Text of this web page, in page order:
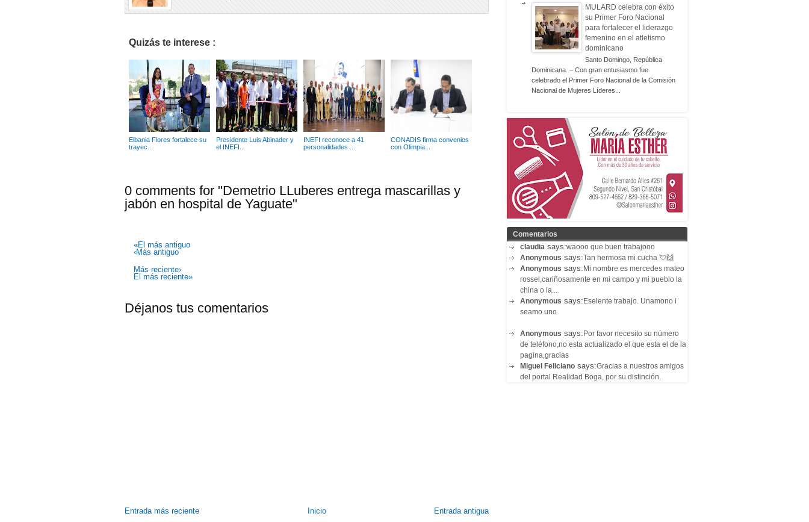
Quizás te interese :
Elbania Flores fortalece su
trayec...
Presidente Luis Abinader y
el INEFI...
INEFI reconoce a 41
personalidades ...
CONADIS firma convenios
con Olimpia...
0 comments for "Demetrio LLuberes entrega mascarillas y
jabón en hospital de Yaguate"
«El más antiguo
‹Más antiguo
Más reciente›
El más reciente»
Déjanos tus comentarios
Entrada más reciente Entrada antigua
Inicio
MULARD celebra con éxito
su Primer Foro Nacional
para fortalecer el liderazgo
femenino en el atletismo
dominicano
Santo Domingo, República
Dominicana. – Con gran entusiasmo fue
celebrado el Primer Foro Nacional de la Comisión
Nacional de Mujeres Líderes...
Comentarios
claudia says:waooo que buen trabajooo
Anonymous says:Tan hermosa mi cucha 💘🙌
Anonymous says:Mi nombre es mercedes mateo
rossel,cariñosamente en mi campo y mi pueblo la
china o la...
Anonymous says:Eselente trabajo. Unamono i
seamo uno
Anonymous says:Por favor necesito su número
de teléfono,no esta actualizado el que esta el de la
pagina,gracias
Miguel Feliciano says:Gracias a nuestros amigos
del portal Realidad Boga, por su distinción.